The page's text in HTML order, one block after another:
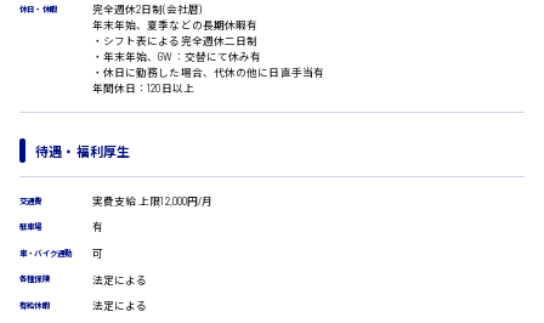
IT・クリエイティブ系
DTPオペレーター
CADオペレーター
WEBデザイナー
システムエンジニア
販売・サービス・フード系
経営企画
時給1500円以上
時給制すべて
休日・休暇
完全週休2日制(会社暦)
年末年始、夏季などの長期休暇有
・シフト表による完全週休二日制
・年末年始、GW：交替にて休み有
・休日に勤務した場合、代休の他に日直手当有
年間休日：120日以上
待遇・福利厚生
交通費 実費支給 上限12,000円/月
駐車場 有
車・バイク通勤 可
各種保険 法定による
有給休暇 法定による